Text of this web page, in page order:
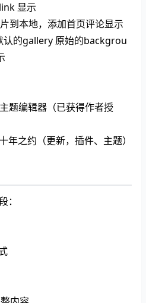
显示
到本地，添加首页评论显示
认的gallery 原始的backgrou
题编辑器（已获得作者授
之约（更新，插件、主题）
：